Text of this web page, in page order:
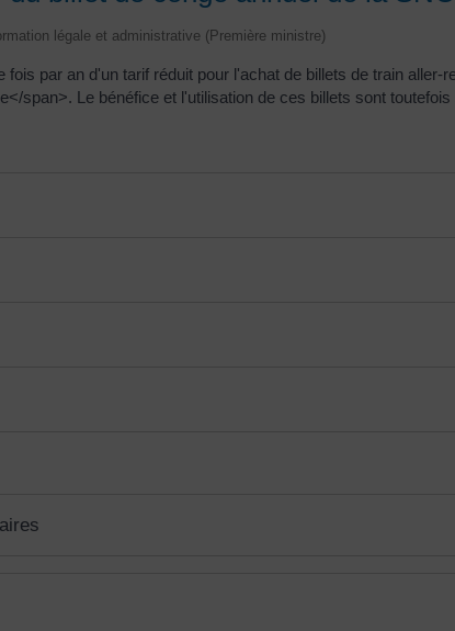
légale et administrative (Première ministre)
fois par an d'un tarif réduit pour l'achat de billets de train aller-
span>. Le bénéfice et l'utilisation de ces billets sont